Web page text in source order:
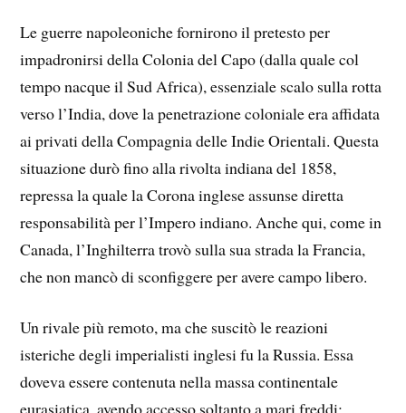
Le guerre napoleoniche fornirono il pretesto per
impadronirsi della Colonia del Capo (dalla quale col
tempo nacque il Sud Africa), essenziale scalo sulla rotta
verso l’India, dove la penetrazione coloniale era affidata
ai privati della Compagnia delle Indie Orientali. Questa
situazione durò fino alla rivolta indiana del 1858,
repressa la quale la Corona inglese assunse diretta
responsabilità per l’Impero indiano. Anche qui, come in
Canada, l’Inghilterra trovò sulla sua strada la Francia,
che non mancò di sconfiggere per avere campo libero.
Un rivale più remoto, ma che suscitò le reazioni
isteriche degli imperialisti inglesi fu la Russia. Essa
doveva essere contenuta nella massa continentale